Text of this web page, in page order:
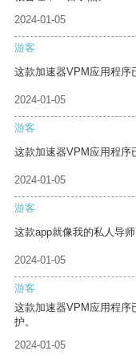
2024-01-05
游客
这款加速器VPM应用程序
2024-01-05
游客
这款加速器VPM应用程序
2024-01-05
游客
这款app就像我的私人导
2024-01-05
游客
这款加速器VPM应用程序
护。
2024-01-05